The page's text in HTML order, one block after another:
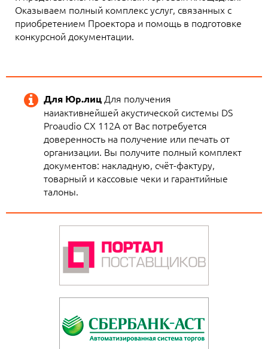
Оказываем полный комплекс услуг, связанных с
приобретением Проектора и помощь в подготовке
конкурсной документации.
Для Юр.лицДля получения
наиактивнейшей акустической системы DS
Proaudio CX 112A от Вас потребуется
доверенность на получение или печать от
организации. Вы получите полный комплект
документов: накладную, счёт-фактуру,
товарный и кассовые чеки и гарантийные
талоны.